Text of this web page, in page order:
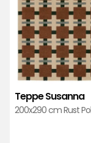
Teppe Susanna
200x290 cm Rust